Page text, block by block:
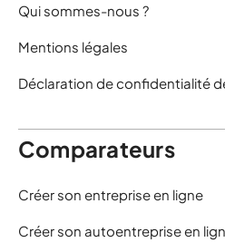
Qui sommes-nous ?
Mentions légales
Déclaration de confidentialité
Comparateurs
Créer son entreprise en ligne
Créer son autoentreprise en